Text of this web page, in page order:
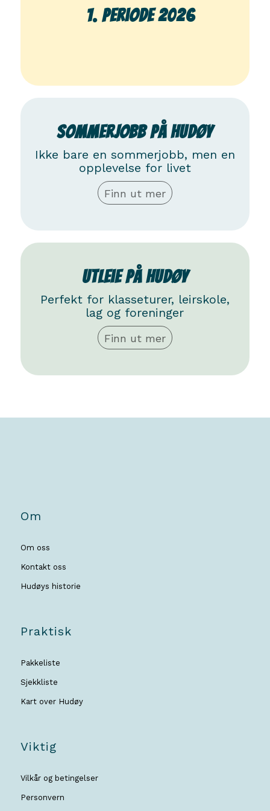
1. periode 2026
Sommerjobb på Hudøy
Ikke bare en sommerjobb, men en
opplevelse for livet
Finn ut mer
Utleie på Hudøy
Perfekt for klasseturer, leirskole,
lag og foreninger
Finn ut mer
Om
Om oss
Kontakt oss
Hudøys historie
Praktisk
Pakkeliste
Sjekkliste
Kart over Hudøy
Viktig
Vilkår og betingelser
Personvern